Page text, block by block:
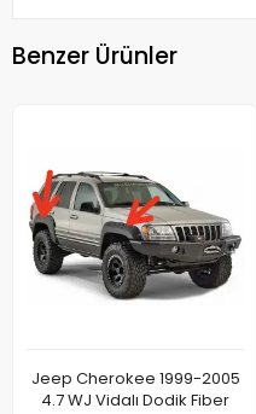
Benzer Ürünler
Jeep Cherokee 1999-2005
4.7 WJ Vidalı Dodik Fiber